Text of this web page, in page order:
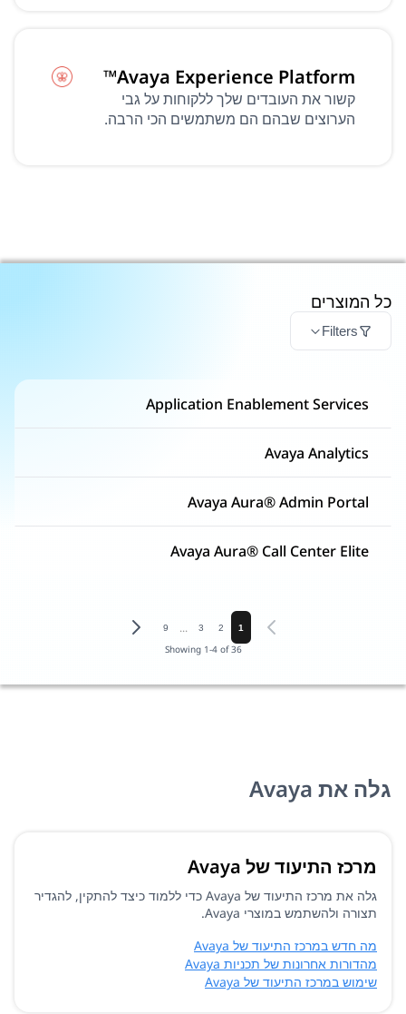
Avaya Experience Platform™
קשור את העובדים שלך ללקוחות על גבי
הערוצים שבהם הם משתמשים הכי הרבה.
כל המוצרים
Filters
Application Enablement Services
Avaya Analytics
Avaya Aura® Admin Portal
Avaya Aura® Call Center Elite
Showing 1-4of36
1
2
3
...
9
גלה את Avaya
מרכז התיעוד של Avaya
גלה את מרכז התיעוד של Avaya כדי ללמוד כיצד להתקין, להגדיר
תצורה ולהשתמש במוצרי Avaya.
מה חדש במרכז התיעוד של Avaya
מהדורות אחרונות של תכניות Avaya
שימוש במרכז התיעוד של Avaya